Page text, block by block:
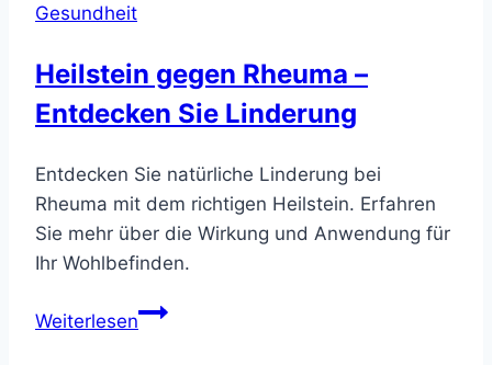
Schutzstein
Gesundheit
Heilstein gegen Rheuma –
Entdecken Sie Linderung
Entdecken Sie natürliche Linderung bei
Rheuma mit dem richtigen Heilstein. Erfahren
Sie mehr über die Wirkung und Anwendung für
Ihr Wohlbefinden.
WeiterlesenHeilstein